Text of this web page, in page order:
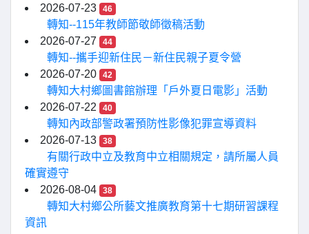
2026-07-23
46
轉知--115年教師節敬師徵稿活動
2026-07-27
44
轉知--攜手迎新住民－新住民親子夏令營
2026-07-20
42
轉知大村鄉圖書館辦理「戶外夏日電影」活動
2026-07-22
40
轉知內政部警政署預防性影像犯罪宣導資料
2026-07-13
38
有關行政中立及教育中立相關規定，請所屬人員
確實遵守
2026-08-04
38
轉知大村鄉公所藝文推廣教育第十七期研習課程
資訊